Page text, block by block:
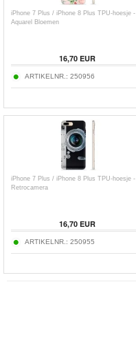
iPhone 7 Plus / iPhone 8 Plus TPU-hoesje -
Aquarel Bloemen
16,70EUR
ARTIKELNR.: 250956
iPhone 7 Plus / iPhone 8 Plus TPU-hoesje -
Retrocamera
16,70EUR
ARTIKELNR.: 250955